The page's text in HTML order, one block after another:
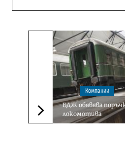
Следваща новина
Компании
БДЖ обявява
локомотива